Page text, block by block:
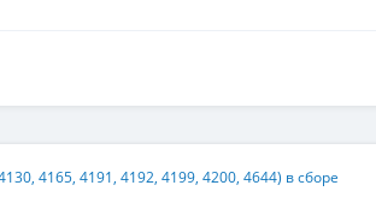
4165, 4191, 4192, 4199, 4200, 4644) в сборе